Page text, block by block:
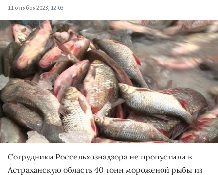
11 октября 2023, 12:03
Сотрудники Россельхознадзора не пропустили в
Астраханскую область 40 тонн мороженой рыбы из